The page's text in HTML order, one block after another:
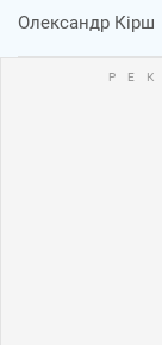
Олександр Кірш